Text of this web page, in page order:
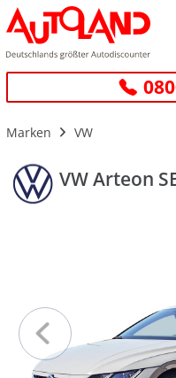
Marken VW
VW Arteon